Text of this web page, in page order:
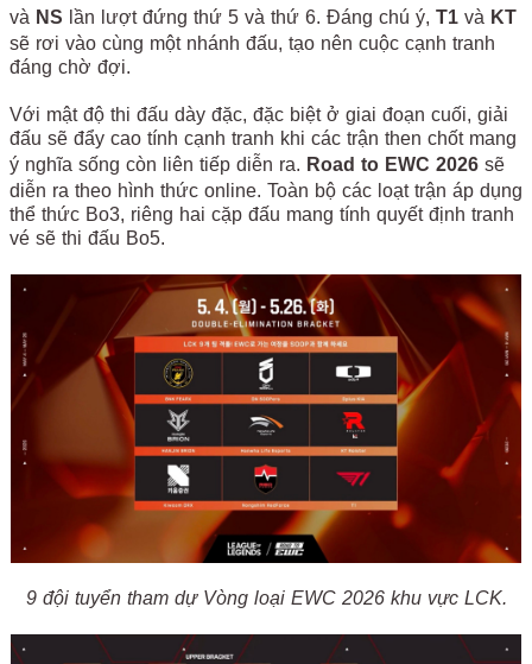
và NS lần lượt đứng thứ 5 và thứ 6. Đáng chú ý, T1 và KT
sẽ rơi vào cùng một nhánh đấu, tạo nên cuộc cạnh tranh
đáng chờ đợi.
Với mật độ thi đấu dày đặc, đặc biệt ở giai đoạn cuối, giải
đấu sẽ đẩy cao tính cạnh tranh khi các trận then chốt mang
ý nghĩa sống còn liên tiếp diễn ra. Road to EWC 2026 sẽ
diễn ra theo hình thức online. Toàn bộ các loạt trận áp dụng
thể thức Bo3, riêng hai cặp đấu mang tính quyết định tranh
vé sẽ thi đấu Bo5.
9 đội tuyển tham dự Vòng loại EWC 2026 khu vực LCK.